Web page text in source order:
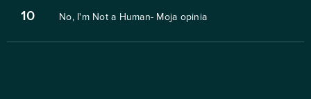
10 No, I'm Not a Human- Moja opinia